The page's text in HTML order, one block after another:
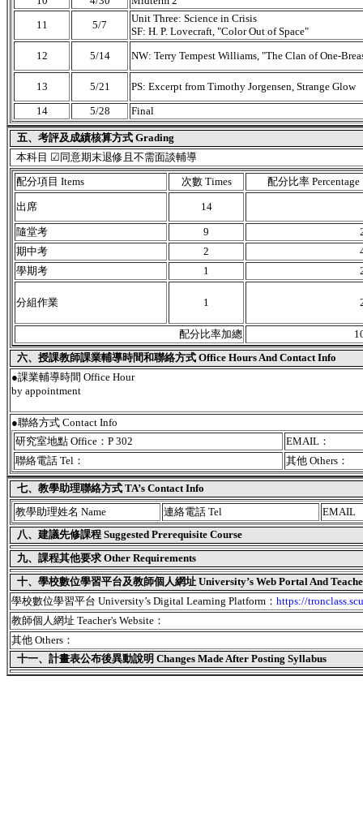
11
5/7
Unit Three: Science in Crisis
SF: H. P. Lovecraft, "Color Out of Space"
12
5/14 NW: Terry Tempest Williams, "The Clan of One-
13 5/21
PS: Excerpt from Timothy Jorgensen, Strange Glow
14
5/28 Final
五、考評及成績核算方式 Grading
本科目 ☑同意期末退修且不需面談輔導
配分項目 Items
次數 Times 配分比率 Percentage
出席 14
隨堂考 9
期中考
2
學期考
1
分組作業 1
配分比率加總
六、授課教師課業輔導時間和聯絡方式 Office Hours And Contact Info
●課業輔導時間 Office Hour
by appointment
●聯絡方式 Contact Info
研究室地點 Office：P 302
EMAIL：
聯絡電話 Tel：
其他 Others：
七、教學助理聯絡方式 TA’s Contact Info
教學助理姓名 Name
連絡電話 Tel
EMAIL
八、建議先修課程 Suggested Prerequisite Course
九、課程其他要求 Other Requirements
十、學校數位學習平台及教師個人網址 University’s Web Portal And
學校數位學習平台 University’s Digital Learning Platform： https://
教師個人網址 Teacher's Website：
其他 Others：
十一、 計畫表公布後異動說明 Changes Made After Posting Syllabus